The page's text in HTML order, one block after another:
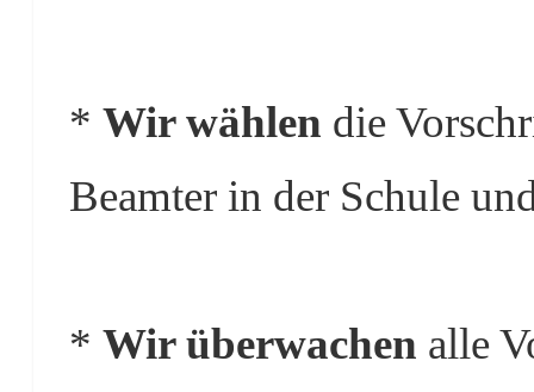
* Wir wählen die
Beamter in der Schule
* Wir überwachen alle